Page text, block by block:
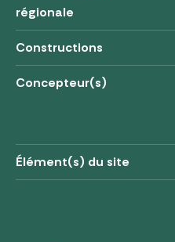
régionale
Constructions
Concepteur(s)
Élément(s) du site